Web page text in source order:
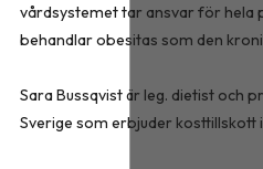
vårdsystemet tar ansvar för hela
behandlar obesitas som den
Sara Bussqvist är leg. dietist och
Sverige som erbjuder kosttillskott